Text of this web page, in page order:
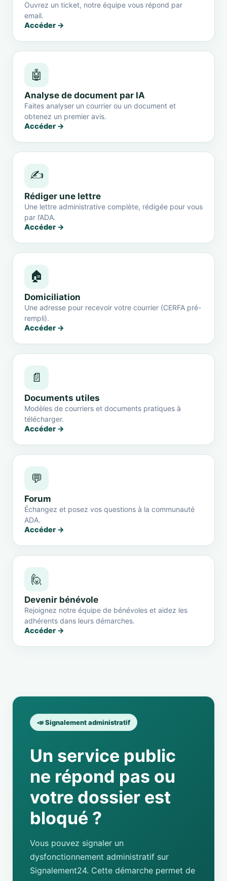
Ouvrez un ticket, notre équipe vous répond par
email.
Accéder →
🤖
Analyse de document par IA
Faites analyser un courrier ou un document et
obtenez un premier avis.
Accéder →
✍️
Rédiger une lettre
Une lettre administrative complète, rédigée pour vous
par l’ADA.
Accéder →
🏠
Domiciliation
Une adresse pour recevoir votre courrier (CERFA pré-
rempli).
Accéder →
📄
Documents utiles
Modèles de courriers et documents pratiques à
télécharger.
Accéder →
💬
Forum
Échangez et posez vos questions à la communauté
ADA.
Accéder →
🙋
Devenir bénévole
Rejoignez notre équipe de bénévoles et aidez les
adhérents dans leurs démarches.
Accéder →
📣 Signalement administratif
Un service public
ne répond pas ou
votre dossier est
bloqué ?
Vous pouvez signaler un
dysfonctionnement administratif sur
Signalement24. Cette démarche permet de